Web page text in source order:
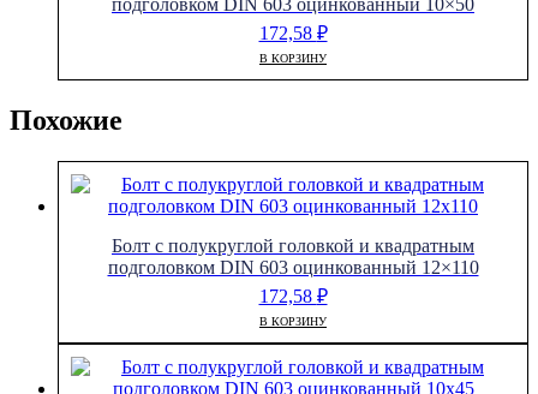
подголовком DIN 603 оцинкованный 10×50
172,58 ₽
В КОРЗИНУ
Похожие
Болт с полукруглой головкой и квадратным
подголовком DIN 603 оцинкованный 12×110
172,58 ₽
В КОРЗИНУ